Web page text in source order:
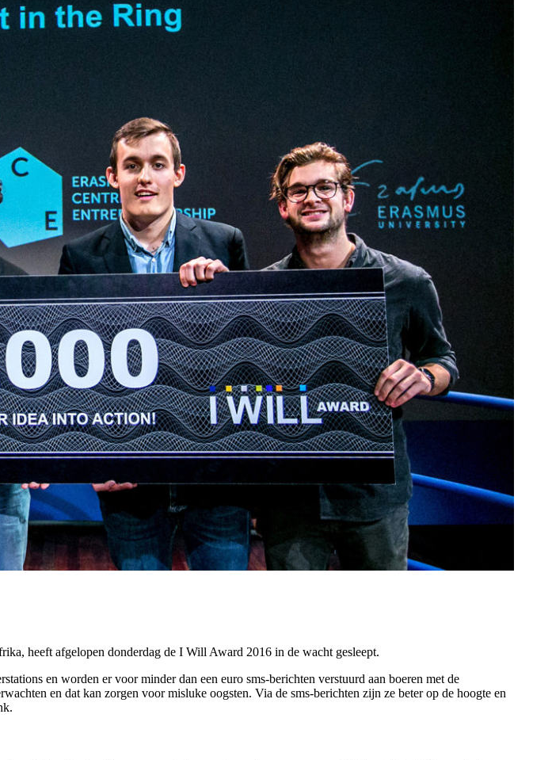
heeft afgelopen donderdag de I Will Award 2016 in de wacht gesleept.
en worden er voor minder dan een euro sms-berichten verstuurd aan boeren met de
en dat kan zorgen voor misluke oogsten. Via de sms-berichten zijn ze beter op de hoogte en